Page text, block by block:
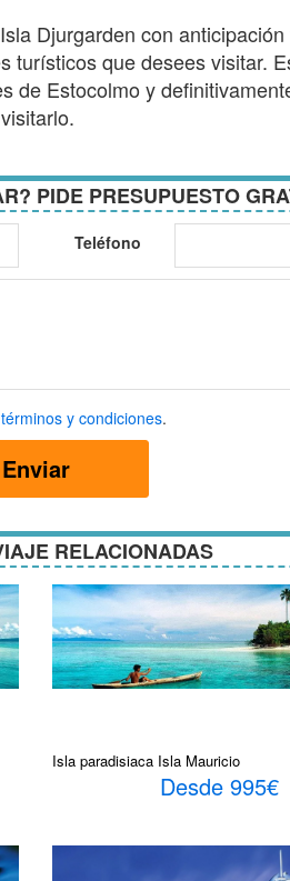
Djurgarden con
turísticos que desees visitar.
de Estocolmo y
PIDE PRESUPUESTO
Teléfono
términos y condiciones.
Enviar
RELACIONADAS
Isla paradisiaca Isla Mauricio
Desde 995€